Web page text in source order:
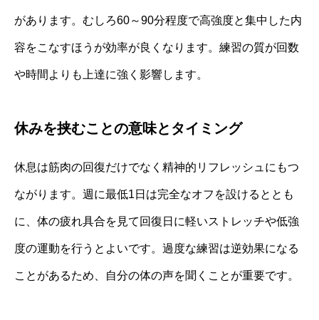
があります。むしろ60～90分程度で高強度と集中した内
容をこなすほうが効率が良くなります。練習の質が回数
や時間よりも上達に強く影響します。
休みを挟むことの意味とタイミング
休息は筋肉の回復だけでなく精神的リフレッシュにもつ
ながります。週に最低1日は完全なオフを設けるととも
に、体の疲れ具合を見て回復日に軽いストレッチや低強
度の運動を行うとよいです。過度な練習は逆効果になる
ことがあるため、自分の体の声を聞くことが重要です。